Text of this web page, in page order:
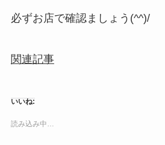
必ずお店で確認ましょう(^^)/
関連記事
いいね:
読み込み中…